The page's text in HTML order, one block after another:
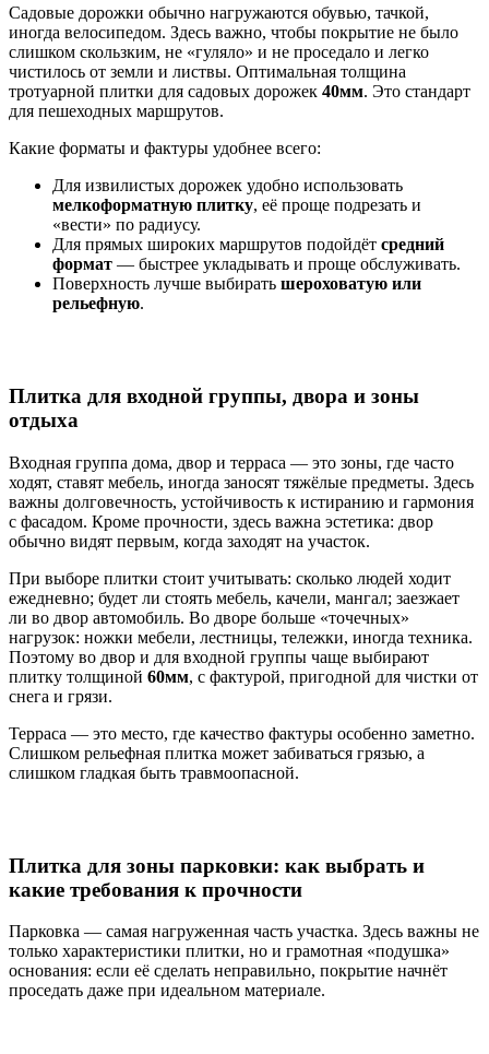
Садовые дорожки обычно нагружаются обувью, тачкой,
иногда велосипедом. Здесь важно, чтобы покрытие не было
слишком скользким, не «гуляло» и не проседало и легко
чистилось от земли и листвы. Оптимальная толщина
тротуарной плитки для садовых дорожек 40мм. Это стандарт
для пешеходных маршрутов.
Какие форматы и фактуры удобнее всего:
Для извилистых дорожек удобно использовать
мелкоформатную плитку, её проще подрезать и
«вести» по радиусу.
Для прямых широких маршрутов подойдёт средний
формат — быстрее укладывать и проще обслуживать.
Поверхность лучше выбирать шероховатую или
рельефную.
Плитка для входной группы, двора и зоны
отдыха
Входная группа дома, двор и терраса — это зоны, где часто
ходят, ставят мебель, иногда заносят тяжёлые предметы. Здесь
важны долговечность, устойчивость к истиранию и гармония
с фасадом. Кроме прочности, здесь важна эстетика: двор
обычно видят первым, когда заходят на участок.
При выборе плитки стоит учитывать: сколько людей ходит
ежедневно; будет ли стоять мебель, качели, мангал; заезжает
ли во двор автомобиль. Во дворе больше «точечных»
нагрузок: ножки мебели, лестницы, тележки, иногда техника.
Поэтому во двор и для входной группы чаще выбирают
плитку толщиной 60мм, с фактурой, пригодной для чистки от
снега и грязи.
Терраса — это место, где качество фактуры особенно заметно.
Слишком рельефная плитка может забиваться грязью, а
слишком гладкая быть травмоопасной.
Плитка для зоны парковки: как выбрать и
какие требования к прочности
Парковка — самая нагруженная часть участка. Здесь важны не
только характеристики плитки, но и грамотная «подушка»
основания: если её сделать неправильно, покрытие начнёт
проседать даже при идеальном материале.